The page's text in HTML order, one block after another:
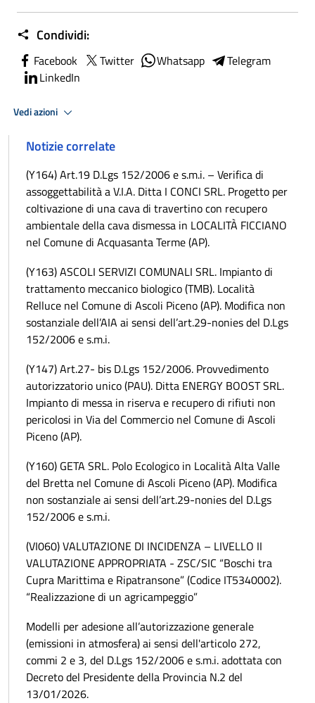
Condividi:
Facebook Twitter Whatsapp
Telegram
LinkedIn
Vedi azioni
Notizie correlate
(Y164) Art.19 D.Lgs 152/2006 e s.m.i. – Verifica di
assoggettabilità a V.I.A. Ditta I CONCI SRL. Progetto per
coltivazione di una cava di travertino con recupero
ambientale della cava dismessa in LOCALITÀ FICCIANO
nel Comune di Acquasanta Terme (AP).
(Y163) ASCOLI SERVIZI COMUNALI SRL. Impianto di
trattamento meccanico biologico (TMB). Località
Relluce nel Comune di Ascoli Piceno (AP). Modifica non
sostanziale dell’AIA ai sensi dell’art.29-nonies del D.Lgs
152/2006 e s.m.i.
(Y147) Art.27- bis D.Lgs 152/2006. Provvedimento
autorizzatorio unico (PAU). Ditta ENERGY BOOST SRL.
Impianto di messa in riserva e recupero di rifiuti non
pericolosi in Via del Commercio nel Comune di Ascoli
Piceno (AP).
(Y160) GETA SRL. Polo Ecologico in Località Alta Valle
del Bretta nel Comune di Ascoli Piceno (AP). Modifica
non sostanziale ai sensi dell’art.29-nonies del D.Lgs
152/2006 e s.m.i.
(VI060) VALUTAZIONE DI INCIDENZA – LIVELLO II
VALUTAZIONE APPROPRIATA - ZSC/SIC “Boschi tra
Cupra Marittima e Ripatransone” (Codice IT5340002).
“Realizzazione di un agricampeggio”
Modelli per adesione all’autorizzazione generale
(emissioni in atmosfera) ai sensi dell'articolo 272,
commi 2 e 3, del D.Lgs 152/2006 e s.m.i. adottata con
Decreto del Presidente della Provincia N.2 del
13/01/2026.